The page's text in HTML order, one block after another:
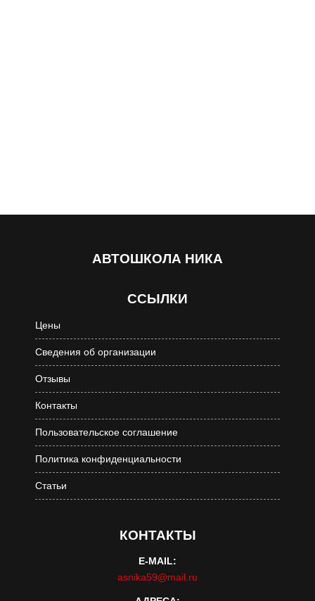
АВТОШКОЛА НИКА
ССЫЛКИ
Цены
Сведения об организации
Отзывы
Контакты
Пользовательское соглашение
Политика конфиденциальности
Статьи
КОНТАКТЫ
E-MAIL:
asnika59@mail.ru